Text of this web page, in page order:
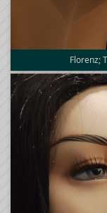
Florenz;